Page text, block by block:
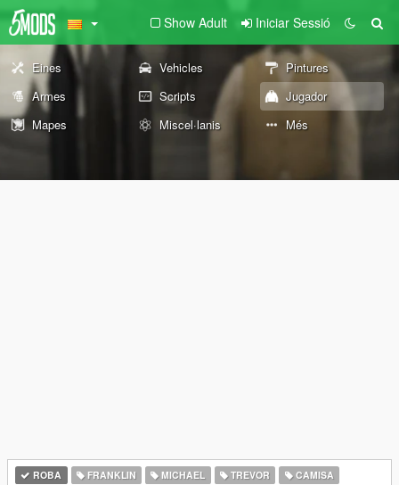
Show Adult Iniciar Sessió
Eines Vehicles
Pintures
Armes
Scripts
Jugador
Mapes
Miscel·lanis Més
ROBA FRANKLIN MICHAEL TREVOR
CAMISA